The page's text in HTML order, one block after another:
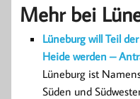
Mehr bei
Lüneburg will Teil
Heide werden –
Lüneburg ist
Süden und